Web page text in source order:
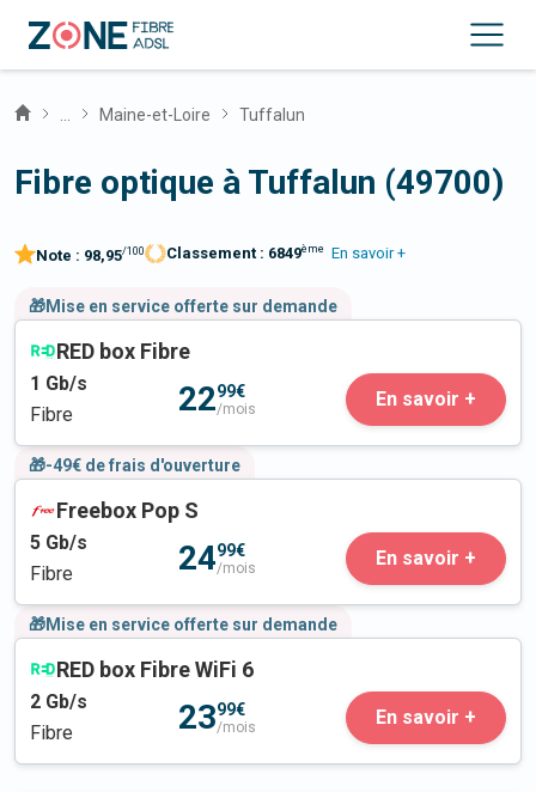
Maine-et-Loire Tuffalun
Fibre optique à Tuffalun (49700)
Note : 98,95/100 Classement : 6849ème En savoir +
🎁Mise en service offerte sur demande
RED box Fibre
1 Gb/s
Fibre
2299€
/mois En savoir +
🎁-49€ de frais d'ouverture
Freebox Pop S
5 Gb/s
Fibre
2499€
/mois En savoir +
🎁Mise en service offerte sur demande
RED box Fibre WiFi 6
2 Gb/s
Fibre
2399€
/mois En savoir +